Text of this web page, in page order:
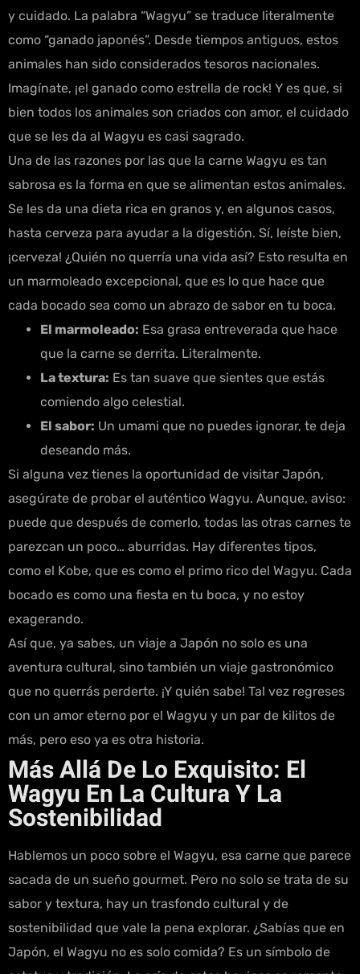
y cuidado. La palabra “Wagyu” se traduce literalmente
como “ganado japonés”. Desde tiempos antiguos, estos
animales han sido considerados tesoros nacionales.
Imagínate, ¡el ganado como estrella de rock! Y es que, si
bien todos los animales son criados con amor, el cuidado
que se les da al Wagyu es casi sagrado.
Una de las razones por las que la carne Wagyu es tan
sabrosa es la forma en que se alimentan estos animales.
Se les da una dieta rica en granos y, en algunos casos,
hasta cerveza para ayudar a la digestión. Sí, leíste bien,
¡cerveza! ¿Quién no querría una vida así? Esto resulta en
un marmoleado excepcional, que es lo que hace que
cada bocado sea como un abrazo de sabor en tu boca.
El marmoleado: Esa grasa entreverada que hace
que la carne se derrita. Literalmente.
La textura: Es tan suave que sientes que estás
comiendo algo celestial.
El sabor: Un umami que no puedes ignorar, te deja
deseando más.
Si alguna vez tienes la oportunidad de visitar Japón,
asegúrate de probar el auténtico Wagyu. Aunque, aviso:
puede que después de comerlo, todas las otras carnes te
parezcan un poco… aburridas. Hay diferentes tipos,
como el Kobe, que es como el primo rico del Wagyu. Cada
bocado es como una fiesta en tu boca, y no estoy
exagerando.
Así que, ya sabes, un viaje a Japón no solo es una
aventura cultural, sino también un viaje gastronómico
que no querrás perderte. ¡Y quién sabe! Tal vez regreses
con un amor eterno por el Wagyu y un par de kilitos de
más, pero eso ya es otra historia.
Más Allá De Lo Exquisito: El
Wagyu En La Cultura Y La
Sostenibilidad
Hablemos un poco sobre el Wagyu, esa carne que parece
sacada de un sueño gourmet. Pero no solo se trata de su
sabor y textura, hay un trasfondo cultural y de
sostenibilidad que vale la pena explorar. ¿Sabías que en
Japón, el Wagyu no es solo comida? Es un símbolo de